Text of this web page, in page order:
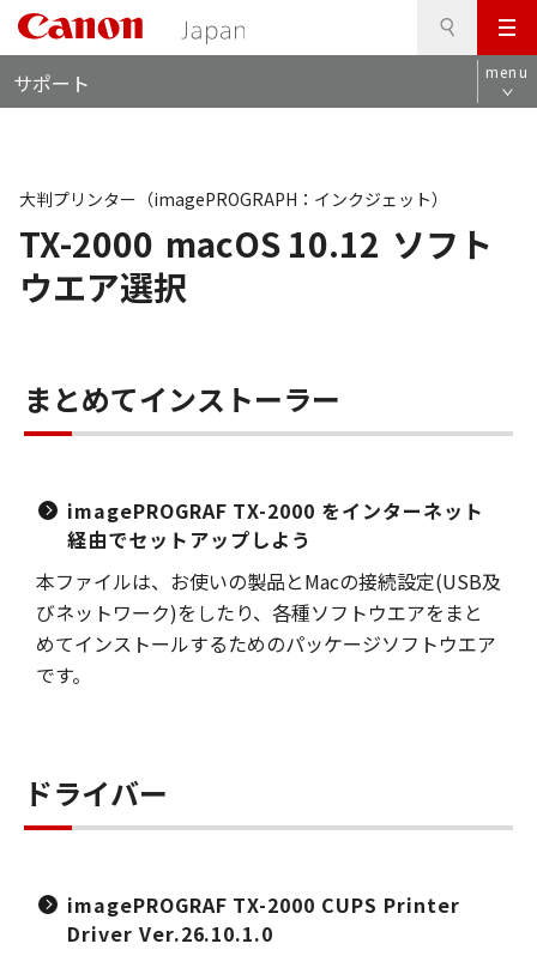
メ
ニ
ュ
サポート menu
TX-2000 macOS 10.12 ソフト
ウエア選択
大判プリンター（imagePROGRAPH：インクジェット）
まとめてインストーラー
imagePROGRAF TX-2000 をインターネット
経由でセットアップしよう
本ファイルは、お使いの製品とMacの接続設定(USB及
びネットワーク)をしたり、各種ソフトウエアをまと
めてインストールするためのパッケージソフトウエア
です。
ドライバー
imagePROGRAF TX-2000 CUPS Printer
Driver Ver.26.10.1.0